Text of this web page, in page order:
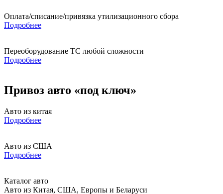
Оплата/списание/привязка утилизационного сбора
Подробнее
Переоборудование ТС любой сложности
Подробнее
Привоз авто «под ключ»
Авто из китая
Подробнее
Авто из США
Подробнее
Каталог авто
Авто из Китая, США, Европы и Беларуси